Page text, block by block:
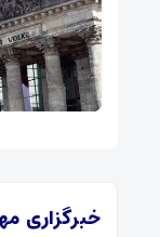
خبرگزاری